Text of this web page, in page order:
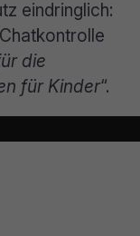
eindringlich:
die
für Kinder“.